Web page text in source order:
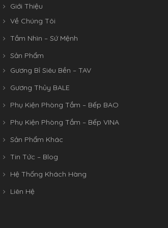
Giới Thiệu
Về Chúng Tôi
Tầm Nhìn – Sứ Mệnh
Sản Phẩm
Gương Bỉ Siêu Bền – TAV
Gương Thủy BALE
Phụ Kiện Phòng Tắm – Bếp BAO
Phụ Kiện Phòng Tắm – Bếp VINA
Sản Phẩm Khác
Tin Tức – Blog
Hệ Thống Khách Hàng
Liên Hệ